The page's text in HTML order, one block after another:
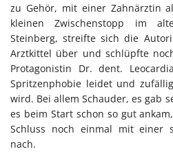
zu Gehör, mit einer Zahnärztin
kleinen Zwischenstopp im
Steinberg, streifte sich die
Arztkittel über und schlüpfte
Protagonistin Dr. dent.
Spritzenphobie leidet und
wird. Bei allem Schauder, es gab
es beim Start schon so gut
Schluss noch einmal mit einer
nach.